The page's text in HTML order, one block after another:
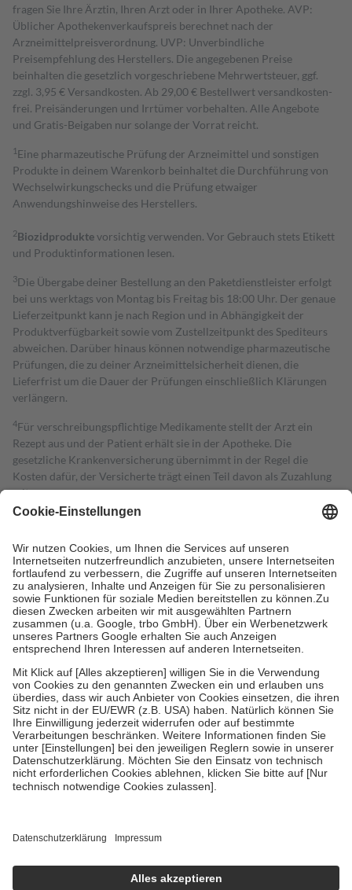
fragen Sie Ihre Ärztin, Ihren Arzt oder in Ihrer Apotheke. AVP:
Üblicher Apothekenverkaufspreis berechnet nach der
Arzneimittelpreisverordnung. UVP: Unverbindliche
Preisempfehlung des Herstellers. Die angegebenen Preise
beinhalten die gesetzlich vorgeschriebene Mehrwertsteuer, ggf.
zzgl. 3,95 € Versandkosten. Ab 29,00 € Bestell­wert versand­kosten­
frei. Preisänderungen und Irrtümer vorbehalten. Alle Angebote
und Gratis-Beigaben nur solange der Vorrat reicht.
1 Eine pharmazeutische Prüfung der Arzneimittel und sonstigen
Produkte in deinem Warenkorb beinhaltet die Durchführung von
Wechselwirkungschecks und die Prüfung etwaiger
Anwendungshinweise des Herstellers.
2Biozidproduktevorsichtig verwenden. Vor Gebrauch stets Etikett
und Produktinformationen lesen.
3Die Übergabe deiner Bestellung an den Paketdienstleister erfolgt
bei uns werktags von Montag bis Freitag bis 18:00 Uhr. Der genaue
Lieferzeitpunkt kann je nach Region und in Abhängigkeit der
Produktverfügbarkeit sowie vom Zustellzeitpunkt des Spediteurs
abweichen. Darüber hinaus können notwendige pharmazeutische
Prüfungen, die zu deiner Arzneimittelsicherheit dienen, die
Lieferfrist um die Dauer der Prüfungen einschließlich Klärungen
verlängern.
4Für verschreibungspflichtige Medikamente stellt der Arzt ein
Rezept aus und der Patient erhält sie in der Apotheke. Die
gesetzliche Krankenversicherung übernimmt in der Regel die
Kosten dafür, der Versicherte trägt einen Teil davon als Zuzahlung
mit.
Grundsätzlich leisten Mitglieder Zuzahlungen in Höhe von zehn
höchstens zehn Euro.
Es sind jedoch nie mehr als die tatsächlichen
Kosten der Leistung zu entrichten.
Diese Regeln gelten grundsätzlich auch für Online-Apotheken.
Bei Heilmitteln und häuslicher Krankenpflege beträgt die
Zuzahlung zehn Prozent der Kosten sowie zehn Euro je
Verordnung.
Um das Engagement der Versicherten für ihre eigene Gesundheit zu
stärken und die besondere Stellung der Familie zu unterstützen,
fallenkeine Zuzahlungenan bei:
• Kindern und Jugendlichen bis zum vollendeten 18. Lebensjahr
mit Ausnahme der Fahrkosten
• Untersuchungen zur Vorsorge und Früherkennung, die von der
GKV getragen werden
• empfohlenen Schutzimpfungen
• Harn- und Blutteststreifen
getroffen, um sicherzustellen, dass es sich um echte Bewertungen
https://help.etrusted.com/hc/de/articles/4419944605341